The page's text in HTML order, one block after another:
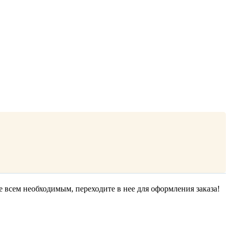
необходимым, переходите в нее для оформления заказа!